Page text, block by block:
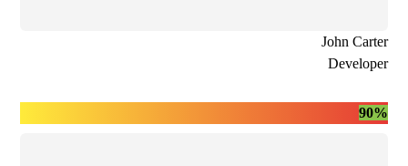
John Carter
Developer
90%